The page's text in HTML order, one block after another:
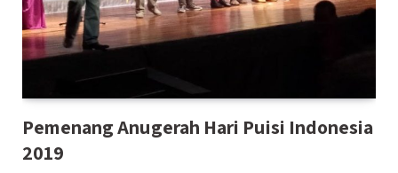
Pemenang Anugerah Hari Puisi Indonesia
2019